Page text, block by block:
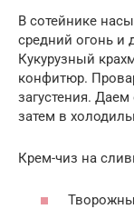
В сотейнике
средний огонь и
Кукурузный
конфитюр.
загустения.
затем в
Крем-чиз на